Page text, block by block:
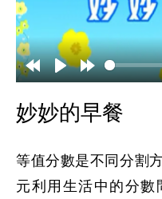
妙妙的早餐
等值分數是不同分割
元利用生活中的分數